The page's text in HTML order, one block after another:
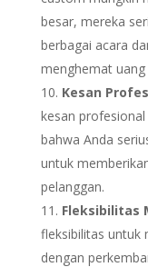
besar, mereka
berbagai acara
menghemat
Kesan
kesan
bahwa Anda
untuk
pelanggan.
Fleksibilitas
fleksibilitas untuk
dengan